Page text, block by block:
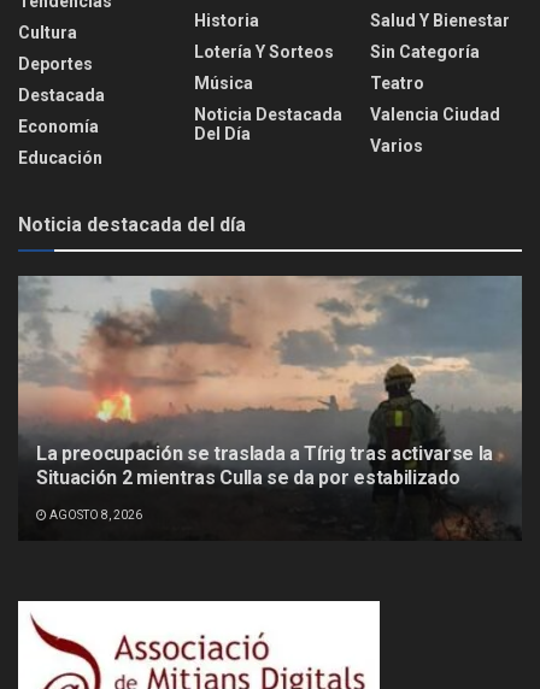
Cultura
Deportes
Destacada
Economía
Educación
Historia
Lotería Y Sorteos
Música
Noticia Destacada
Del Día
Salud Y Bienestar
Sin Categoría
Teatro
Valencia Ciudad
Varios
Noticia destacada del día
La preocupación se traslada a Tírig tras activarse la
Situación 2 mientras Culla se da por estabilizado
AGOSTO 8, 2026